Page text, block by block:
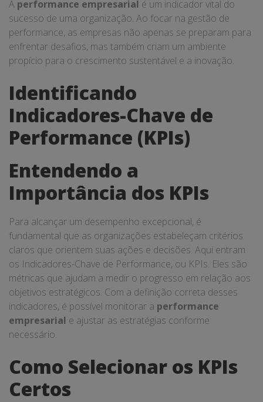
A performance empresarial é um indicador vital do
sucesso de uma organização. Ao focar na gestão de
performance, as empresas não apenas se preparam para
enfrentar desafios, mas também criam um ambiente
propício para o crescimento sustentável e a inovação.
Identificando
Indicadores-Chave de
Performance (KPIs)
Entendendo a
Importância dos KPIs
Para alcançar um desempenho excepcional, é
fundamental que as organizações estabeleçam critérios
claros que orientem suas ações e decisões. Aqui entram
os Indicadores-Chave de Performance, ou KPIs. Eles são
métricas que ajudam a medir o progresso em relação aos
objetivos estratégicos. Com a definição correta desses
indicadores, é possível monitorar a performance
empresarial e ajustar as estratégias conforme
necessário.
Como Selecionar os KPIs
Certos